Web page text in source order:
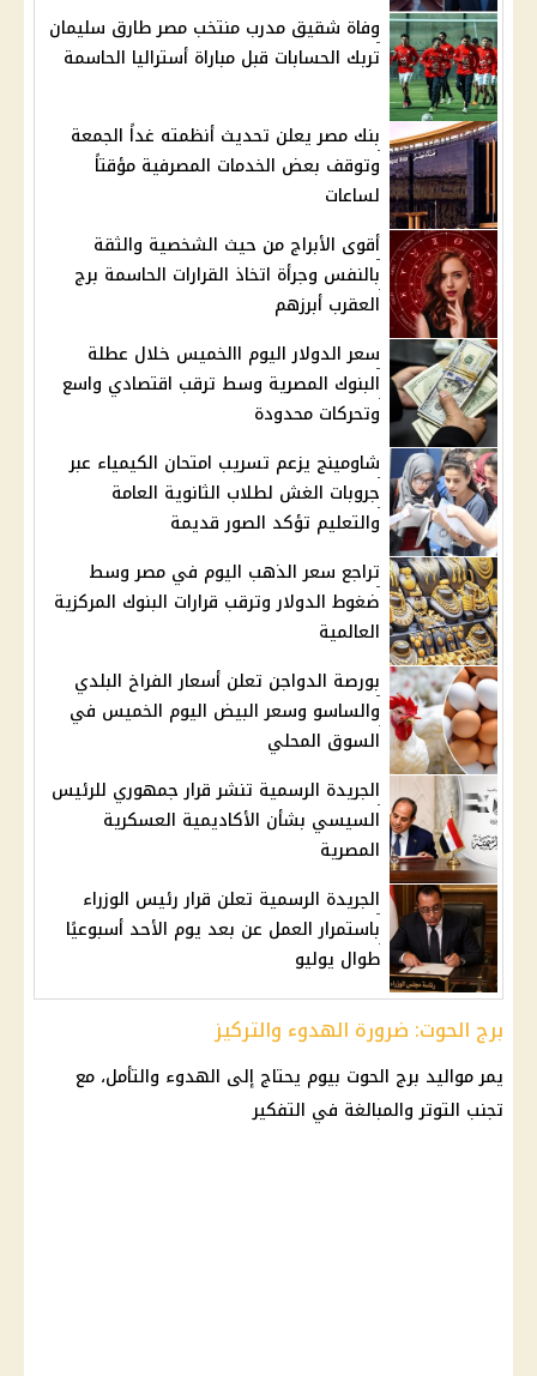
وفاة شقيق مدرب منتخب مصر طارق سليمان
تربك الحسابات قبل مباراة أستراليا الحاسمة
بنك مصر يعلن تحديث أنظمته غداً الجمعة
وتوقف بعض الخدمات المصرفية مؤقتاً
لساعات
أقوى الأبراج من حيث الشخصية والثقة
بالنفس وجرأة اتخاذ القرارات الحاسمة برج
العقرب أبرزهم
سعر الدولار اليوم االخميس خلال عطلة
البنوك المصرية وسط ترقب اقتصادي واسع
وتحركات محدودة
شاومينج يزعم تسريب امتحان الكيمياء عبر
جروبات الغش لطلاب الثانوية العامة
والتعليم تؤكد الصور قديمة
تراجع سعر الذهب اليوم في مصر وسط
ضغوط الدولار وترقب قرارات البنوك المركزية
العالمية
بورصة الدواجن تعلن أسعار الفراخ البلدي
والساسو وسعر البيض اليوم الخميس في
السوق المحلي
الجريدة الرسمية تنشر قرار جمهوري للرئيس
السيسي بشأن الأكاديمية العسكرية
المصرية
الجريدة الرسمية تعلن قرار رئيس الوزراء
باستمرار العمل عن بعد يوم الأحد أسبوعيًا
طوال يوليو
برج الحوت: ضرورة الهدوء والتركيز
يمر مواليد برج الحوت بيوم يحتاج إلى الهدوء والتأمل، مع
تجنب التوتر والمبالغة في التفكير